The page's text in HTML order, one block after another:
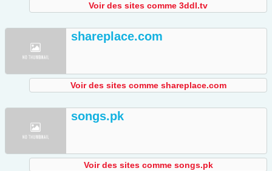
Voir des sites comme 3ddl.tv
shareplace.com
Voir des sites comme shareplace.com
songs.pk
Voir des sites comme songs.pk